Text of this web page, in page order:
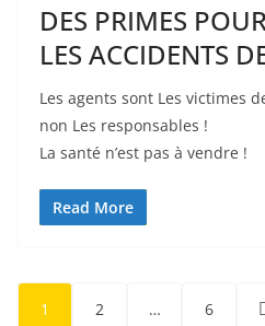
DES PRIMES
LES ACCIDENTS
Les agents sont Les victimes
non Les responsables !
La santé n’est pas à vendre !
Read More
Pagination
1 2 … 6